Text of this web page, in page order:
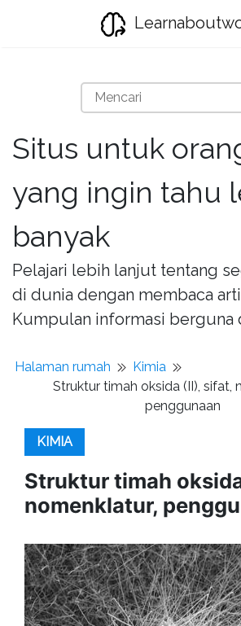
Situs untuk
yang ingin tahu
banyak
Pelajari lebih lanjut tentang
di dunia dengan membaca
Kumpulan informasi berguna
Halaman rumah
Kimia
Struktur timah oksida (II), sifat,
penggunaan
KIMIA
Struktur timah
nomenklatur,